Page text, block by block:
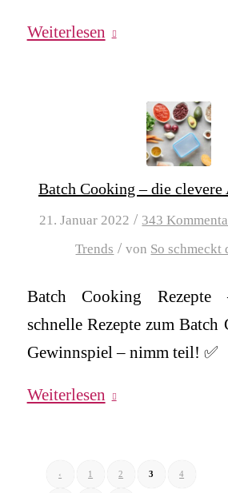
Weiterlesen
Batch Cooking – die clevere
21. Januar 2022 / 343
Trends / von So schmeckt
Batch Cooking
schnelle Rezepte zum
Gewinnspiel – nimm teil! ✅
Weiterlesen
‹ 1 2 3 4